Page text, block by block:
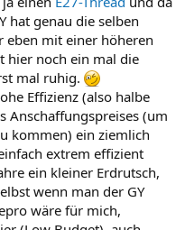
hat genau die selben
eben mit einer höheren
hier noch ein mal die
mal ruhig.
Effizienz (also halbe
Anschaffungspreises (um
kommen) ein ziemlich
extrem effizient
ein kleiner Erdrutsch,
wenn man der GY
wäre für mich,